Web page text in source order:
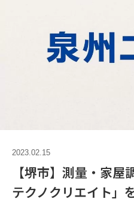
2023.02.15
【堺市】測量・家
テクノクリエイト」